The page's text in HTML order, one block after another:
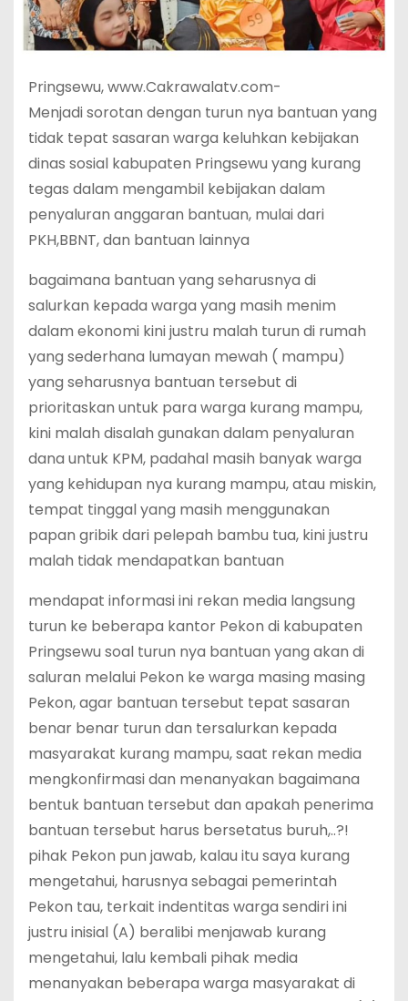
Pringsewu, www.Cakrawalatv.com-
Menjadi sorotan dengan turun nya bantuan yang
tidak tepat sasaran warga keluhkan kebijakan
dinas sosial kabupaten Pringsewu yang kurang
tegas dalam mengambil kebijakan dalam
penyaluran anggaran bantuan, mulai dari
PKH,BBNT, dan bantuan lainnya
bagaimana bantuan yang seharusnya di
salurkan kepada warga yang masih menim
dalam ekonomi kini justru malah turun di rumah
yang sederhana lumayan mewah ( mampu)
yang seharusnya bantuan tersebut di
prioritaskan untuk para warga kurang mampu,
kini malah disalah gunakan dalam penyaluran
dana untuk KPM, padahal masih banyak warga
yang kehidupan nya kurang mampu, atau miskin,
tempat tinggal yang masih menggunakan
papan gribik dari pelepah bambu tua, kini justru
malah tidak mendapatkan bantuan
mendapat informasi ini rekan media langsung
turun ke beberapa kantor Pekon di kabupaten
Pringsewu soal turun nya bantuan yang akan di
saluran melalui Pekon ke warga masing masing
Pekon, agar bantuan tersebut tepat sasaran
benar benar turun dan tersalurkan kepada
masyarakat kurang mampu, saat rekan media
mengkonfirmasi dan menanyakan bagaimana
bentuk bantuan tersebut dan apakah penerima
bantuan tersebut harus bersetatus buruh,..?!
pihak Pekon pun jawab, kalau itu saya kurang
mengetahui, harusnya sebagai pemerintah
Pekon tau, terkait indentitas warga sendiri ini
justru inisial (A) beralibi menjawab kurang
mengetahui, lalu kembali pihak media
menanyakan beberapa warga masyarakat di